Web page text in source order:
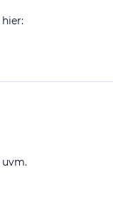
uvm.